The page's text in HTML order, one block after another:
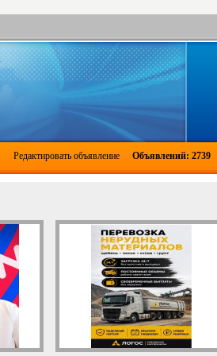
Редактировать объявление Объявлений: 2739